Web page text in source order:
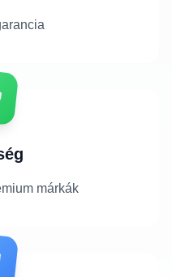
márkák